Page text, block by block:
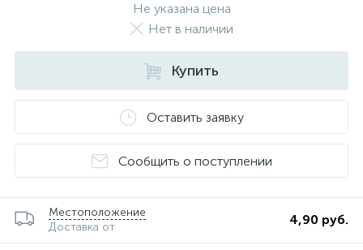
Не указана цена
Нет в наличии
Купить
Оставить заявку
Сообщить о поступлении
Местоположение
Доставка от
4,90 руб.